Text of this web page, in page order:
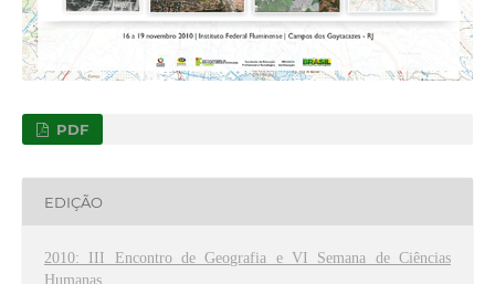
PDF
EDIÇÃO
2010: III Encontro de Geografia e VI Semana de Ciências
Humanas